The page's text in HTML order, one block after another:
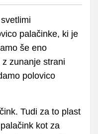
palačinke, ki je
še eno
zunanje strani
polovico
Tudi za to plast
kot za